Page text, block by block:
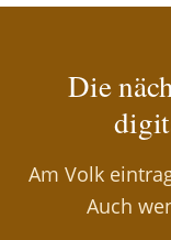
Die
Am Volk
Auch